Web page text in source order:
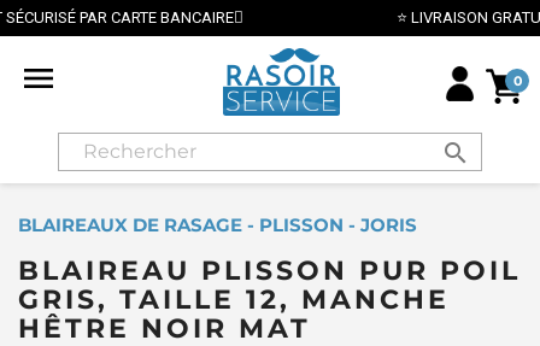
⭐ LIVRAISON GRATUITE EN FRANCE MÉTROPOLITAINE DÈS 70€ ⭐
 0
search
BLAIREAUX DE RASAGE - PLISSON - JORIS
BLAIREAU PLISSON PUR POIL
GRIS, TAILLE 12, MANCHE
HÊTRE NOIR MAT